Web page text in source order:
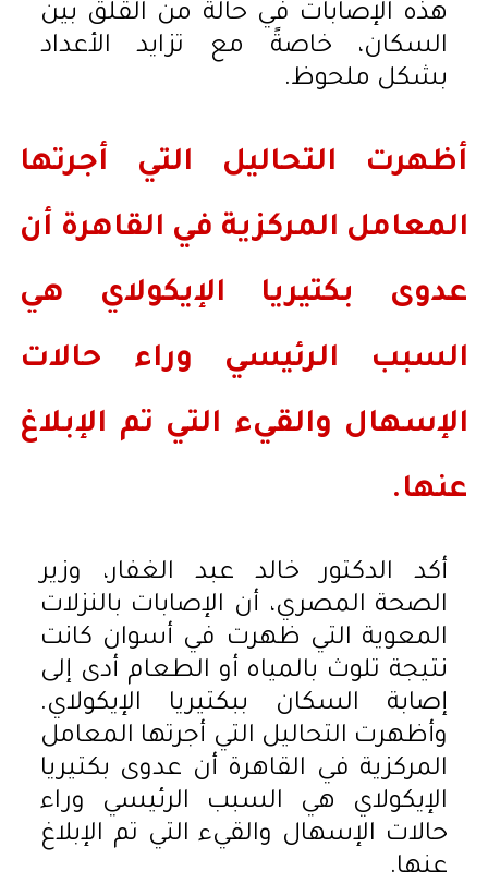
هذه الإصابات في حالة من القلق بين
السكان، خاصةً مع تزايد الأعداد
بشكل ملحوظ.
أظهرت التحاليل التي أجرتها
المعامل المركزية في القاهرة أن
عدوى بكتيريا الإيكولاي هي
السبب الرئيسي وراء حالات
الإسهال والقيء التي تم الإبلاغ
عنها.
أكد الدكتور خالد عبد الغفار، وزير
الصحة المصري، أن الإصابات بالنزلات
المعوية التي ظهرت في أسوان كانت
نتيجة تلوث بالمياه أو الطعام أدى إلى
إصابة السكان ببكتيريا الإيكولاي.
وأظهرت التحاليل التي أجرتها المعامل
المركزية في القاهرة أن عدوى بكتيريا
الإيكولاي هي السبب الرئيسي وراء
حالات الإسهال والقيء التي تم الإبلاغ
عنها.